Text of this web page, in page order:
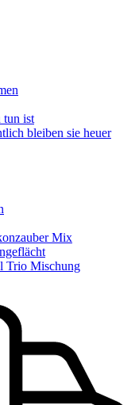
tun ist
bleiben sie heuer
Mix
Trio Mischung